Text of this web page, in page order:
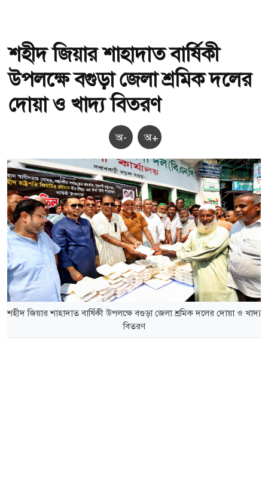
শহীদ জিয়ার শাহাদাত বার্ষিকী
উপলক্ষে বগুড়া জেলা শ্রমিক দলের
দোয়া ও খাদ্য বিতরণ
অ- অ+
শহীদ জিয়ার শাহাদাত বার্ষিকী উপলক্ষে বগুড়া জেলা শ্রমিক দলের দোয়া ও খাদ্য
বিতরণ